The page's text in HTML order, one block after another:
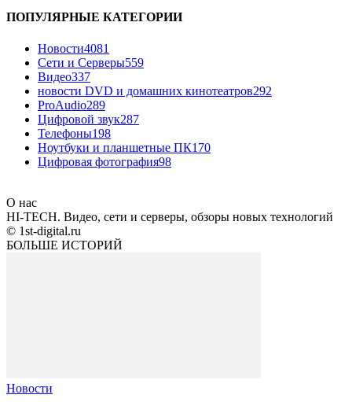
ПОПУЛЯРНЫЕ КАТЕГОРИИ
Новости4081
Сети и Серверы559
Видео337
новости DVD и домашних кинотеатров292
ProAudio289
Цифровой звук287
Телефоны198
Ноутбуки и планшетные ПК170
Цифровая фотография98
О нас
HI-TECH. Видео, сети и серверы, обзоры новых технологий
© 1st-digital.ru
БОЛЬШЕ ИСТОРИЙ
Новости